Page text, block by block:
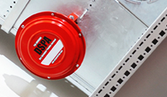
FIRE
FIRST
ENERGY